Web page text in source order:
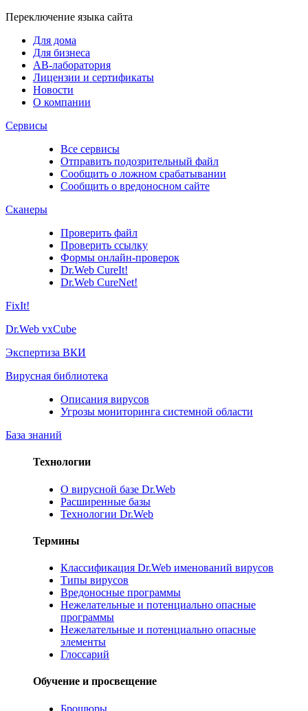
Переключение языка сайта
Для дома
Для бизнеса
АВ-лаборатория
Лицензии и сертификаты
Новости
О компании
Сервисы
Все сервисы
Отправить подозрительный файл
Сообщить о ложном срабатывании
Сообщить о вредоносном сайте
Сканеры
Проверить файл
Проверить ссылку
Формы онлайн-проверок
Dr.Web CureIt!
Dr.Web CureNet!
FixIt!
Dr.Web vxCube
Экспертиза ВКИ
Вирусная библиотека
Описания вирусов
Угрозы мониторинга системной области
База знаний
Технологии
О вирусной базе Dr.Web
Расширенные базы
Технологии Dr.Web
Термины
Классификация Dr.Web именований вирусов
Типы вирусов
Вредоносные программы
Нежелательные и потенциально опасные
программы
Нежелательные и потенциально опасные
элементы
Глоссарий
Обучение и просвещение
Брошюры